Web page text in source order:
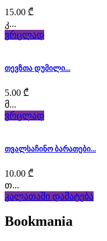
luxury
men
and
women.
the
the
watchmaking
industry
15.00 ₾
კ...
ვრცლად
თევზთა დუმილი...
5.00 ₾
მ...
ვრცლად
თვალსაჩინო ბარათები...
10.00 ₾
თ...
კალათაში დამატება
Bookmania